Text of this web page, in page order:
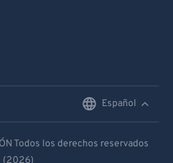
Español
Todos los derechos reservados
(2026)